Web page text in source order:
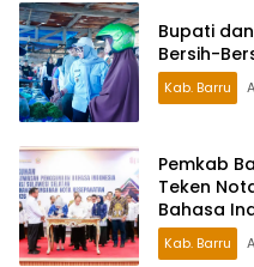
Bupati
Bersih-
Kab. Barru
Pemkab
Teken
Bahasa
Kab. Barru